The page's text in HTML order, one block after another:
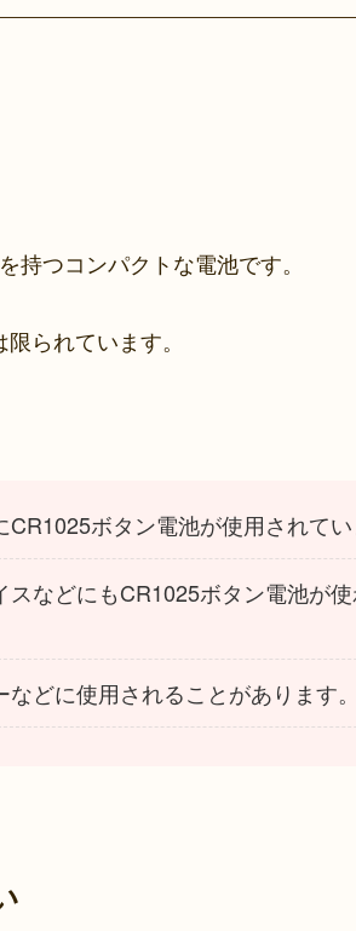
つコンパクトな電池です。
られています。
ボタン電池が使用されてい
などにもCR1025ボタン電池が
どに使用されることがあります。